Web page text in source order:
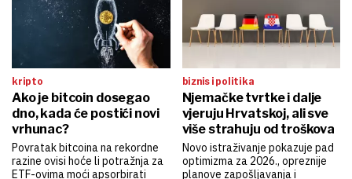
kripto
Ako je bitcoin dosegao
dno, kada će postići novi
vrhunac?
Povratak bitcoina na rekordne
razine ovisi hoće li potražnja za
ETF-ovima moći apsorbirati
biznis i politika
Njemačke tvrtke i dalje
vjeruju Hrvatskoj, ali sve
više strahuju od troškova
Novo istraživanje pokazuje pad
optimizma za 2026., opreznije
planove zapošljavanja i